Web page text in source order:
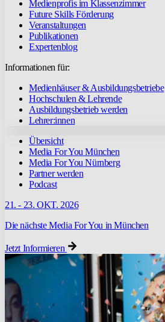
Medienprofis im Klassenzimmer
Future Skills Förderung
Veranstaltungen
Publikationen
Expertenblog
Informationen für:
Medienhäuser & Ausbildungsbetriebe
Hochschulen & Lehrende
Ausbildungsbetrieb werden
Lehrer:innen
Übersicht
Media For You München
Media For You Nürnberg
Partner werden
Podcast
21. - 23. OKT. 2026
Die nächste Media For You in München
Jetzt Informieren